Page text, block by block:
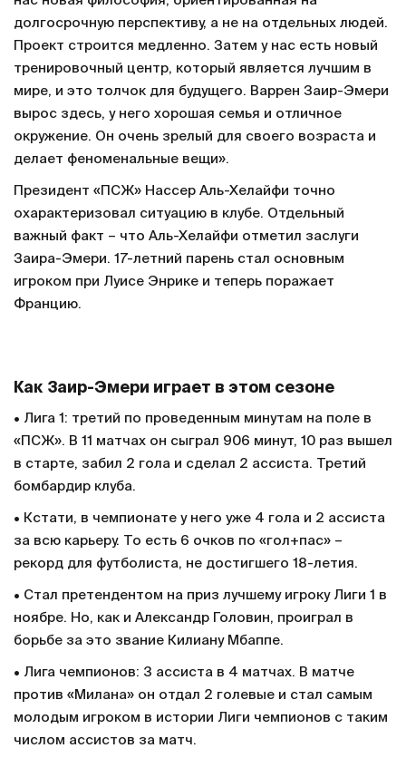
долгосрочную перспективу, а не на отдельных людей.
Проект строится медленно. Затем у нас есть новый
тренировочный центр, который является лучшим в
мире, и это толчок для будущего. Варрен Заир-Эмери
вырос здесь, у него хорошая семья и отличное
окружение. Он очень зрелый для своего возраста и
делает феноменальные вещи».
Президент «ПСЖ» Нассер Аль-Хелайфи точно
охарактеризовал ситуацию в клубе. Отдельный
важный факт – что Аль-Хелайфи отметил заслуги
Заира-Эмери. 17-летний парень стал основным
игроком при Луисе Энрике и теперь поражает
Францию.
Как Заир-Эмери играет в этом сезоне
• Лига 1: третий по проведенным минутам на поле в
«ПСЖ». В 11 матчах он сыграл 906 минут, 10 раз вышел
в старте, забил 2 гола и сделал 2 ассиста. Третий
бомбардир клуба.
• Кстати, в чемпионате у него уже 4 гола и 2 ассиста
за всю карьеру. То есть 6 очков по «гол+пас» –
рекорд для футболиста, не достигшего 18-летия.
• Стал претендентом на приз лучшему игроку Лиги 1 в
ноябре. Но, как и Александр Головин, проиграл в
борьбе за это звание Килиану Мбаппе.
• Лига чемпионов: 3 ассиста в 4 матчах. В матче
против «Милана» он отдал 2 голевые и стал самым
молодым игроком в истории Лиги чемпионов с таким
числом ассистов за матч.